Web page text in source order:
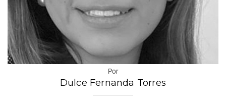
Por
Dulce Fernanda Torres